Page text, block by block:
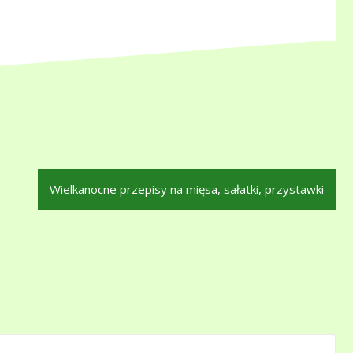
Wielkanocne przepisy na mięsa, sałatki, przystawki